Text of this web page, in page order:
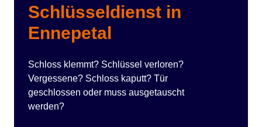
Schlüsseldienst in
Ennepetal
Schloss klemmt? Schlüssel verloren?
Vergessene? Schloss kaputt? Tür
geschlossen oder muss ausgetauscht
werden?